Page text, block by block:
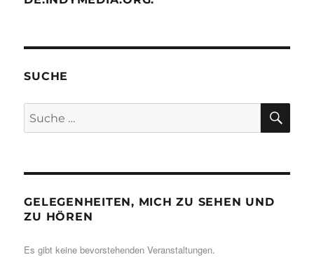
SUCHE
Suche
nach:
GELEGENHEITEN, MICH ZU SEHEN UND
ZU HÖREN
Es gibt keine bevorstehenden Veranstaltungen.